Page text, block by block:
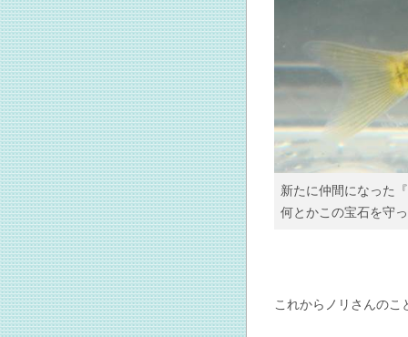
新たに仲間になった
何とかこの宝石を守
これからノリさんの